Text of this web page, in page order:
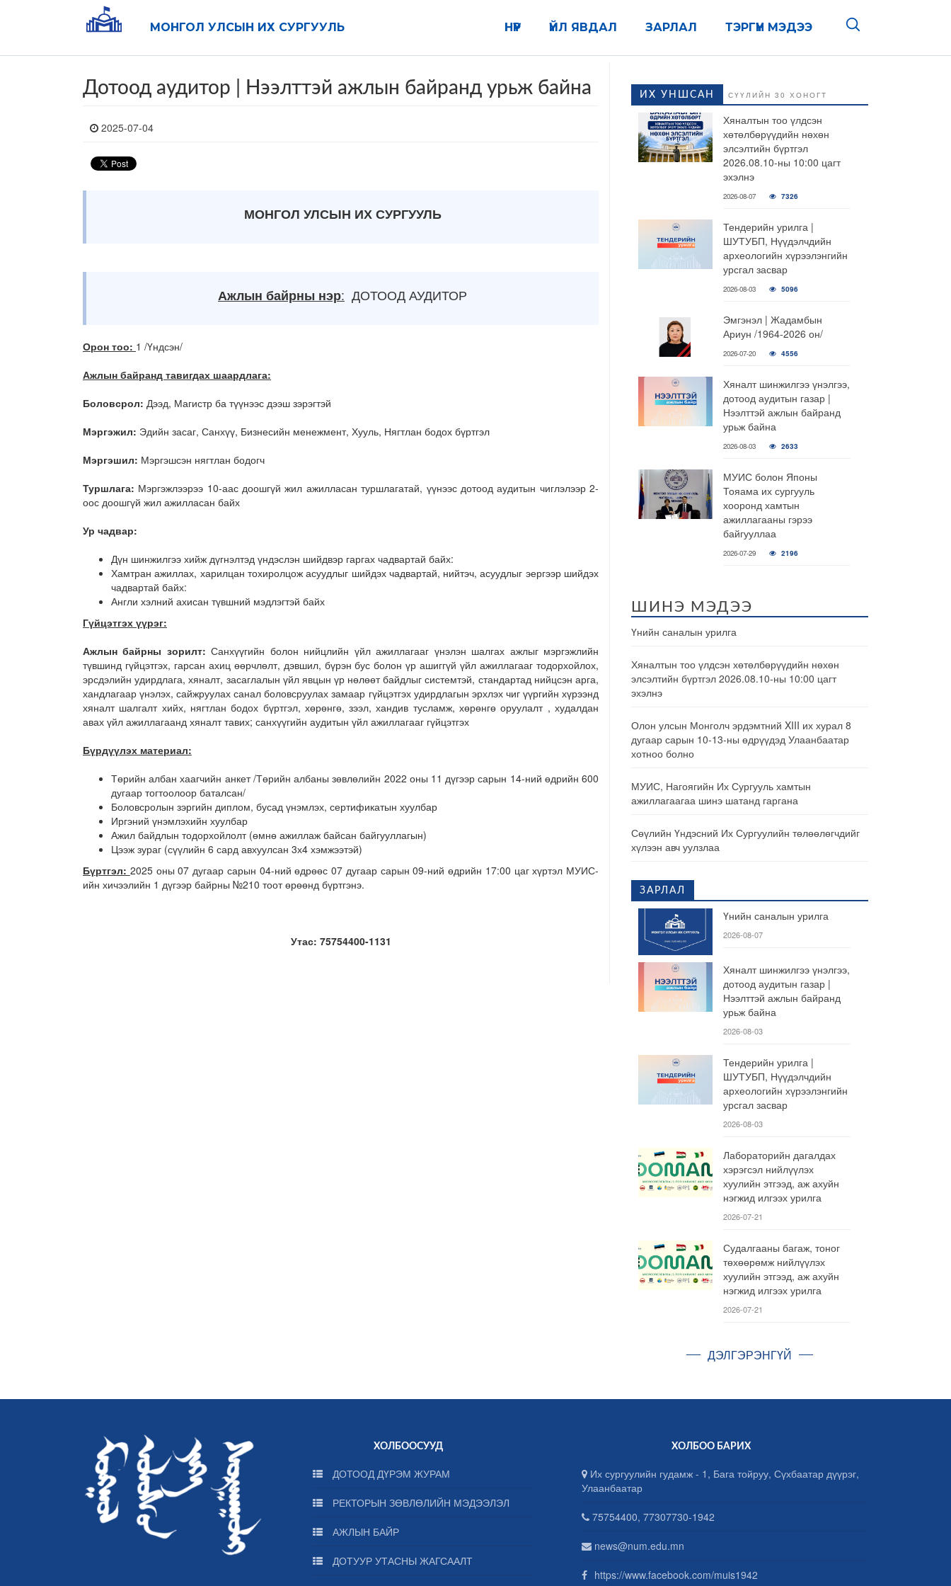
МОНГОЛ УЛСЫН ИХ СУРГУУЛЬ ТЭРГҮҮН МЭДЭЭ
ЗАРЛАЛ
ҮЙЛ ЯВДАЛ
НҮҮР
Дотоод аудитор | Нээлттэй ажлын байранд урьж байна
2025-07-04
МОНГОЛ УЛСЫН ИХ СУРГУУЛЬ
Ажлын байрны нэр: ДОТООД АУДИТОР
Орон тоо: 1 /Үндсэн/
Ажлын байранд тавигдах шаардлага:
Боловсрол: Дээд, Магистр ба түүнээс дээш зэрэгтэй
Мэргэжил: Эдийн засаг, Санхүү, Бизнесийн менежмент, Хууль, Нягтлан бодох бүртгэл
Мэргэшил: Мэргэшсэн нягтлан бодогч
Туршлага: Мэргэжлээрээ 10-аас доошгүй жил ажилласан туршлагатай, үүнээс дотоод аудитын чиглэлээр 2-
оос доошгүй жил ажилласан байх
Ур чадвар:
Дүн шинжилгээ хийж дүгнэлтэд үндэслэн шийдвэр гаргах чадвартай байх:
Хамтран ажиллах, харилцан тохиролцож асуудлыг шийдэх чадвартай, нийтэч, асуудлыг эергээр шийдэх
чадвартай байх:
Англи хэлний ахисан түвшний мэдлэгтэй байх
Гүйцэтгэх үүрэг:
Ажлын байрны зорилт:Санхүүгийн болон нийцлийн үйл ажиллагааг үнэлэн шалгах ажлыг мэргэжлийн
түвшинд гүйцэтгэх, гарсан ахиц өөрчлөлт, дэвшил, бүрэн бус болон үр ашиггүй үйл ажиллагааг тодорхойлох,
эрсдэлийн удирдлага, хяналт, засаглалын үйл явцын үр нөлөөт байдлыг системтэй, стандартад нийцсэн арга,
хандлагаар үнэлэх, сайжруулах санал боловсруулах замаар гүйцэтгэх удирдлагын эрхлэх чиг үүргийн хүрээнд
хяналт шалгалт хийх, нягтлан бодох бүртгэл, хөрөнгө, зээл, хандив тусламж, хөрөнгө оруулалт , худалдан
авах үйл ажиллагаанд хяналт тавих; санхүүгийн аудитын үйл ажиллагааг гүйцэтгэх
Бүрдүүлэх материал:
Төрийн албан хаагчийн анкет /Төрийн албаны зөвлөлийн 2022 оны 11 дүгээр сарын 14-ний өдрийн 600
дугаар тогтоолоор баталсан/
Боловсролын зэргийн диплом, бусад үнэмлэх, сертификатын хуулбар
Иргэний үнэмлэхийн хуулбар
Ажил байдлын тодорхойлолт (өмнө ажиллаж байсан байгууллагын)
Цээж зураг (сүүлийн 6 сард авхуулсан 3х4 хэмжээтэй)
Бүртгэл: 2025 оны 07 дугаар сарын 04-ний өдрөөс 07 дугаар сарын 09-ний өдрийн 17:00 цаг хүртэл МУИС-
ийн хичээлийн 1 дүгээр байрны №210 тоот өрөөнд бүртгэнэ.
Утас: 75754400-1131
ИХ УНШСАН СҮҮЛИЙН 30 ХОНОГТ
Хяналтын тоо үлдсэн
хөтөлбөрүүдийн нөхөн
элсэлтийн бүртгэл
2026.08.10-ны 10:00 цагт
эхэлнэ
2026-08-07 7326
Тендерийн урилга |
ШУТУБП, Нүүдэлчдийн
археологийн хүрээлэнгийн
урсгал засвар
2026-08-03 5096
Эмгэнэл | Жадамбын
Ариун /1964-2026 он/
2026-07-20 4556
Хяналт шинжилгээ үнэлгээ,
дотоод аудитын газар |
Нээлттэй ажлын байранд
урьж байна
2026-08-03 2633
МУИС болон Японы
Тояама их сургууль
хооронд хамтын
ажиллагааны гэрээ
байгууллаа
2026-07-29 2196
ШИНЭ МЭДЭЭ
Үнийн саналын урилга
Хяналтын тоо үлдсэн хөтөлбөрүүдийн нөхөн
элсэлтийн бүртгэл 2026.08.10-ны 10:00 цагт
эхэлнэ
Олон улсын Монголч эрдэмтний XIII их хурал 8
дугаар сарын 10-13-ны өдрүүдэд Улаанбаатар
хотноо болно
МУИС, Нагоягийн Их Сургууль хамтын
ажиллагаагаа шинэ шатанд гаргана
Сөүлийн Үндэсний Их Сургуулийн төлөөлөгчдийг
хүлээн авч уулзлаа
ЗАРЛАЛ
Үнийн саналын урилга
2026-08-07
Хяналт шинжилгээ үнэлгээ,
дотоод аудитын газар |
Нээлттэй ажлын байранд
урьж байна
2026-08-03
Тендерийн урилга |
ШУТУБП, Нүүдэлчдийн
археологийн хүрээлэнгийн
урсгал засвар
2026-08-03
Лабораторийн дагалдах
хэрэгсэл нийлүүлэх
хуулийн этгээд, аж ахуйн
нэгжид илгээх урилга
2026-07-21
Судалгааны багаж, тоног
төхөөрөмж нийлүүлэх
хуулийн этгээд, аж ахуйн
нэгжид илгээх урилга
2026-07-21
ДЭЛГЭРЭНГҮЙ
ХОЛБООСУУД
ДОТООД ДҮРЭМ ЖУРАМ
РЕКТОРЫН ЗӨВЛӨЛИЙН МЭДЭЭЛЭЛ
АЖЛЫН БАЙР
ДОТУУР УТАСНЫ ЖАГСААЛТ
ХОЛБОО БАРИХ
Их сургуулийн гудамж - 1, Бага тойруу, Сүхбаатар дүүрэг,
Улаанбаатар
75754400, 77307730-1942
news@num.edu.mn
https://www.facebook.com/muis1942